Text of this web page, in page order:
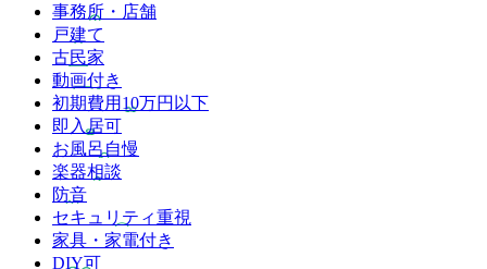
事務所・店舗
戸建て
古民家
動画付き
初期費用10万円以下
即入居可
お風呂自慢
楽器相談
防音
セキュリティ重視
家具・家電付き
DIY可